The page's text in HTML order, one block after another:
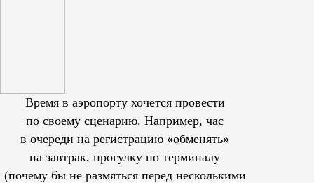
Время в аэропорту хочется провести
по своему сценарию. Например, час
в очереди на регистрацию «обменять»
на завтрак, прогулку по терминалу
(почему бы не размяться перед несколькими